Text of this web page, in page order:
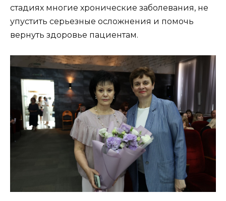
стадиях многие хронические заболевания, не
упустить серьезные осложнения и помочь
вернуть здоровье пациентам.